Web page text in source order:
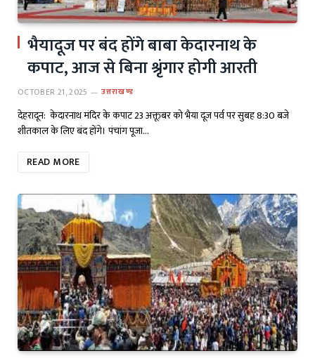
भैयादूज पर बंद होंगे बाबा केदारनाथ के
कपाट, आज से बिना श्रृंगार होगी आरती
OCTOBER 21, 2025 उत्तराखण्ड
देहरादून: केदारनाथ मंदिर के कपाट 23 अक्तूबर को भैया दूज पर्व पर सुबह 8:30 बजे
शीतकाल के लिए बंद होंगे। पंचांग पूजा…
READ MORE